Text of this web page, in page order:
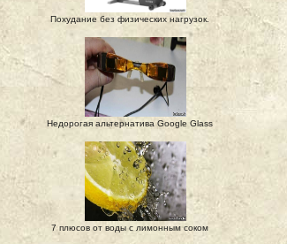
Похудание без физических нагрузок.
Недорогая альтернатива Google Glass
7 плюсов от воды с лимонным соком